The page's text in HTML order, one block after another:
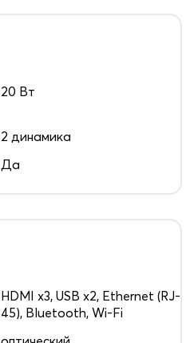
20 Вт
2 динамика
Да
HDMI x3, USB x2, Ethernet (RJ-
45), Bluetooth, Wi-Fi